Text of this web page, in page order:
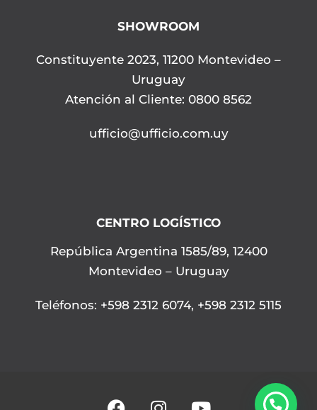
SHOWROOM
Constituyente 2023, 11200 Montevideo –
Uruguay
Atención al Cliente: 0800 8562
ufficio@ufficio.com.uy
CENTRO LOGÍSTICO
República Argentina 1585/89, 12400
Montevideo – Uruguay
Teléfonos: +598 2312 6074, +598 2312 5115